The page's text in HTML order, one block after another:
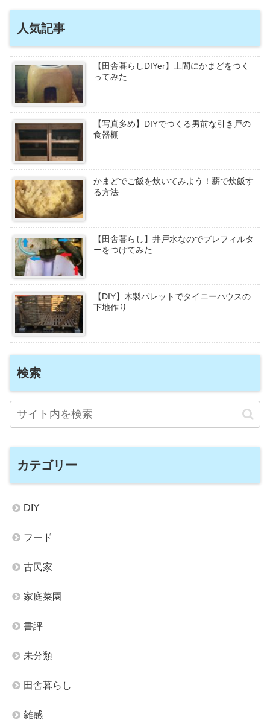
人気記事
【田舎暮らしDIYer】土間にかまどをつく
ってみた
【写真多め】DIYでつくる男前な引き戸の
食器棚
かまどでご飯を炊いてみよう！薪で炊飯す
る方法
【田舎暮らし】井戸水なのでプレフィルタ
ーをつけてみた
【DIY】木製パレットでタイニーハウスの
下地作り
検索
カテゴリー
DIY
フード
古民家
家庭菜園
書評
未分類
田舎暮らし
雑感